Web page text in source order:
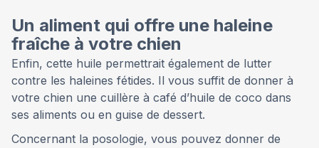
Un aliment qui offre une haleine
fraîche à votre chien
Enfin, cette huile permettrait également de lutter
contre les haleines fétides. Il vous suffit de donner à
votre chien une cuillère à café d’huile de coco dans
ses aliments ou en guise de dessert.
Concernant la posologie, vous pouvez donner de